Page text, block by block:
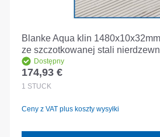
Blanke Aqua klin
ze szczotkowanej stali
Dostępny
Cena regularna:
174,93 €
1 STÜCK
Ceny z VAT plus koszty wysyłki